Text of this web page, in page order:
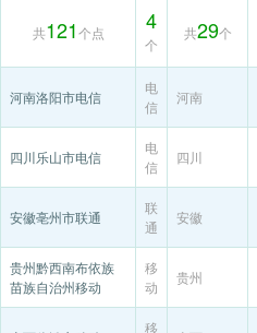
共121个点 4
个
共29个
河南洛阳市电信
电
信
河南
四川乐山市电信
电
信
四川
安徽亳州市联通
联
通
安徽
贵州黔西南布依族
苗族自治州移动
移
动
贵州
移